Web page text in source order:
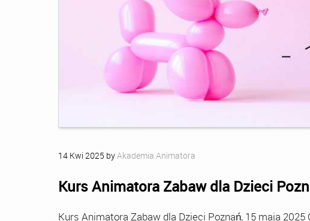
14 Kwi 2025 byAkademia Animatora
Kurs Animatora Zabaw dla Dzieci
Kurs Animatora Zabaw dla Dzieci Poznań, 15 maja